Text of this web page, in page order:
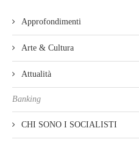
Approfondimenti
Arte & Cultura
Attualità
Banking
CHI SONO I SOCIALISTI